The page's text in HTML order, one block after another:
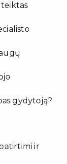
gydytoją?
ir